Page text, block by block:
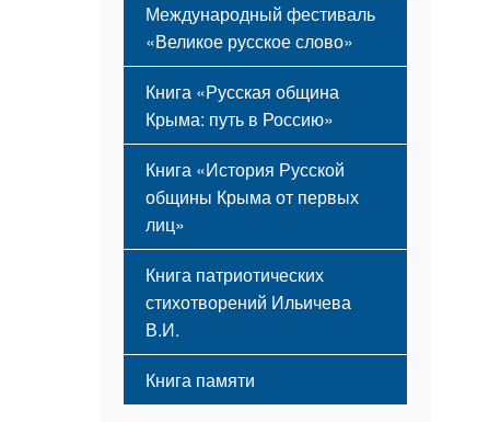
Международный фестиваль
«Великое русское слово»
Книга «Русская община
Крыма: путь в Россию»
Книга «История Русской
общины Крыма от первых
лиц»
Книга патриотических
стихотворений Ильичева
В.И.
Книга памяти